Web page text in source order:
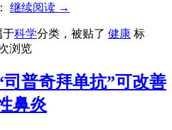
继续阅读 →
于科学分类，被贴了 健康 标
浏览
普奇拜单抗”可改善
鼻炎